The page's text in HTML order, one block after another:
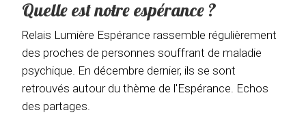
Quelle est notre espérance ?
Relais Lumière Espérance rassemble régulièrement
des proches de personnes souffrant de maladie
psychique. En décembre dernier, ils se sont
retrouvés autour du thème de l'Espérance. Echos
des partages.